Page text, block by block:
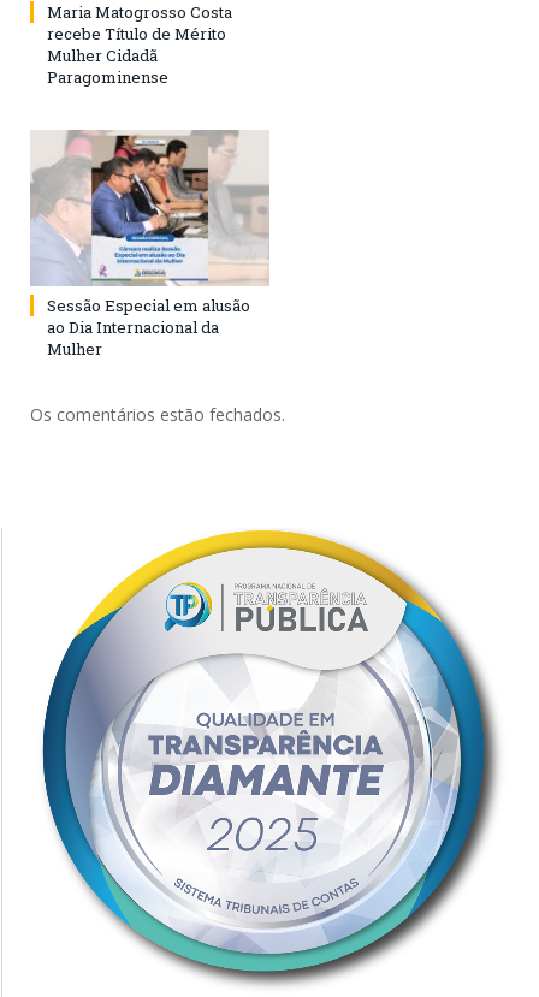
Maria Matogrosso Costa
recebe Título de Mérito
Mulher Cidadã
Paragominense
Sessão Especial em alusão
ao Dia Internacional da
Mulher
Os comentários estão fechados.